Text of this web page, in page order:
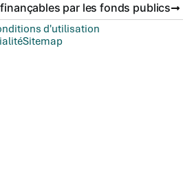
par les fonds publics
d'utilisation
Sitemap